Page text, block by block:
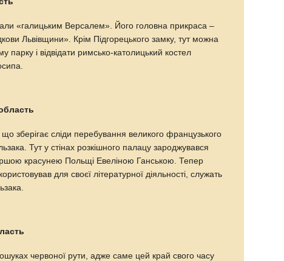
«галицьким Версалем». Його головна прикраса –
Львівщини». Крім Підгорецького замку, тут можна
парку і відвідати римсько-католицький костел
зберігає сліди перебування великого французького
Тут у стінах розкішного палацу зароджувався
красунею Польщі Евеліною Ганською. Тепер
для своєї літературної діяльності, служать
червоної рути, адже саме цей край свого часу